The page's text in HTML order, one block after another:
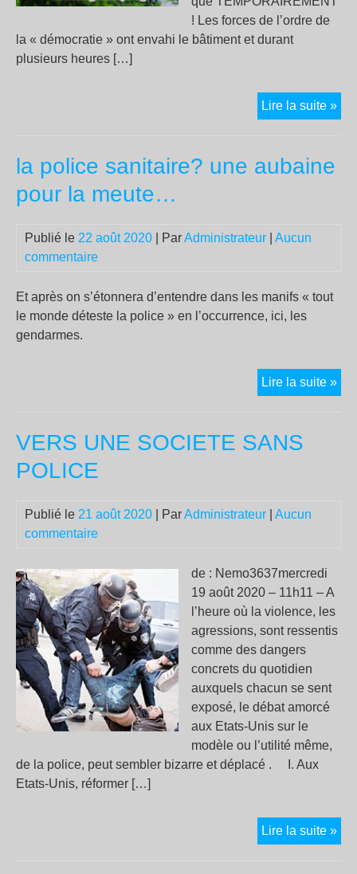
! Les forces de l’ordre de
la « démocratie » ont envahi le bâtiment et durant
plusieurs heures […]
Lire la suite »
la police sanitaire? une aubaine
pour la meute…
Publié le 22 août 2020 | ParAdministrateur
Aucun
commentaire
Et après on s’étonnera d’entendre dans les manifs « tout
le monde déteste la police » en l’occurrence, ici, les
gendarmes.
Lire la suite »la
VERS UNE SOCIETE SANS
POLICE
Publié le 21 août 2020 | ParAdministrateur
Aucun
commentaire
de : Nemo3637mercredi
19 août 2020 – 11h11 – A
l’heure où la violence, les
agressions, sont ressentis
comme des dangers
concrets du quotidien
auxquels chacun se sent
exposé, le débat amorcé
aux Etats-Unis sur le
modèle ou l’utilité même,
de la police, peut sembler bizarre et déplacé . I. Aux
Etats-Unis, réformer […]
Lire la suite »